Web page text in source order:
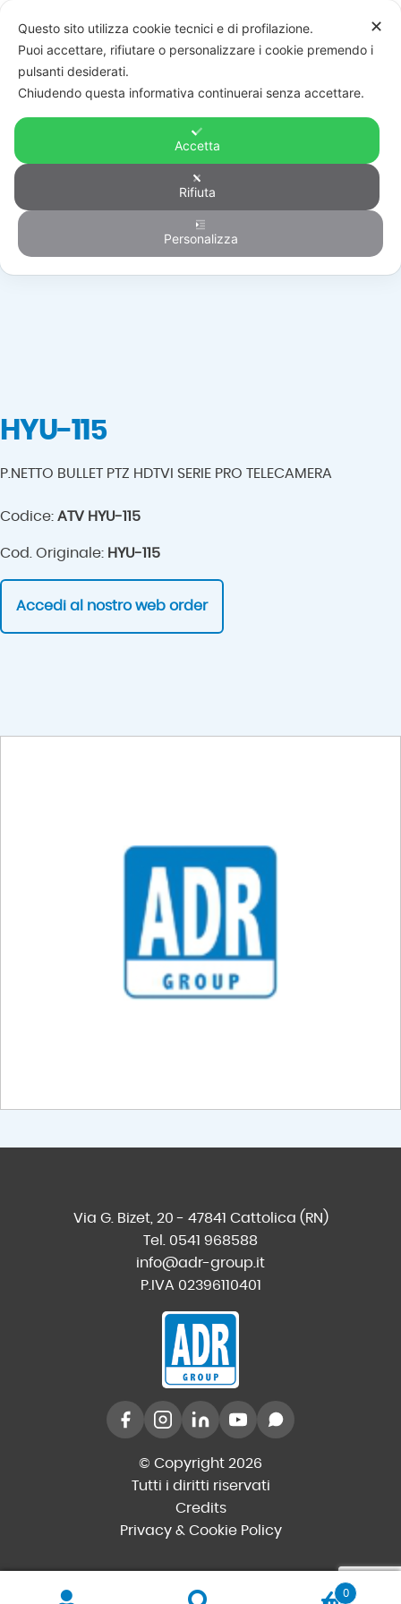
Generico
HYU-115
P.NETTO BULLET PTZ HDTVI SERIE PRO TELECAMERA
Codice: ATV HYU-115
Cod. Originale: HYU-115
Accedi al nostro web order
Via G. Bizet, 20 - 47841 Cattolica (RN)
Tel. 0541 968588
info@adr-group.it
P.IVA 02396110401
© Copyright 2026
Tutti i diritti riservati
Credits
Privacy & Cookie Policy
0
✕
Questo sito utilizza cookie tecnici e di profilazione.
Puoi accettare, rifiutare o personalizzare i cookie premendo i
pulsanti desiderati.
Chiudendo questa informativa continuerai senza accettare.
Accetta
Rifiuta
Personalizza